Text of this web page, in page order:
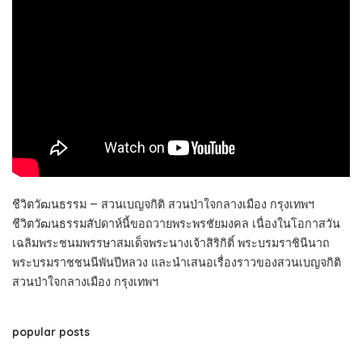
ชีวิตวัฒนธรรม – สวนเบญจกิติ สวนป่าใจกลางเมือง กรุงเทพฯ
ชีวิตวัฒนธรรมสัปดาห์นี้ขอถวายพระพรชัยมงคล เนื่องในโอกาสวัน
เฉลิมพระชนมพรรษาสมเด็จพระนางเจ้าสิริกิติ์ พระบรมราชินีนาถ
พระบรมราชชนนีพันปีหลวง และนำเสนอเรื่องราวของสวนเบญจกิติ
สวนป่าใจกลางเมือง กรุงเทพฯ
popular posts